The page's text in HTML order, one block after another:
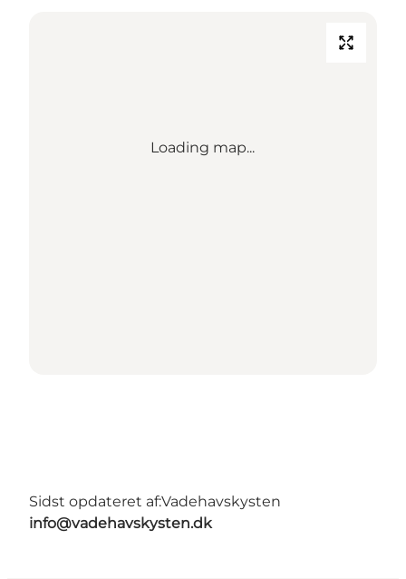
Loading map...
Sidst opdateret af:Vadehavskysten
info@vadehavskysten.dk